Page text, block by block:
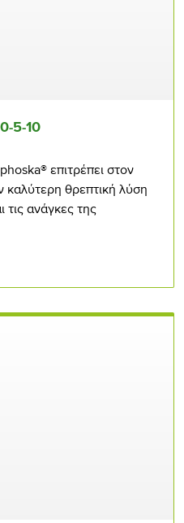
5-10
επιτρέπει στον
καλύτερη θρεπτική λύση
ανάγκες της